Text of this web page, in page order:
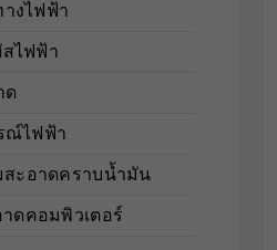
งไฟฟ้า
ไฟฟ้า
ด
ณ์ไฟฟ้า
ะอาดคราบน้ำมัน
ดคอมพิวเตอร์